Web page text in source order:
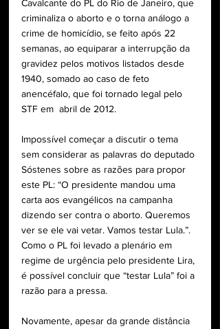
Cavalcante do PL do Rio de Janeiro, que
criminaliza o aborto e o torna análogo a
crime de homicídio, se feito após 22
semanas, ao equiparar a interrupção da
gravidez pelos motivos listados desde
1940, somado ao caso de feto
anencéfalo, que foi tornado legal pelo
STF em  abril de 2012.
Impossível começar a discutir o tema
sem considerar as palavras do deputado
Sóstenes sobre as razões para propor
este PL: “O presidente mandou uma
carta aos evangélicos na campanha
dizendo ser contra o aborto. Queremos
ver se ele vai vetar. Vamos testar Lula.”.
Como o PL foi levado a plenário em
regime de urgência pelo presidente Lira,
é possível concluir que “testar Lula” foi a
razão para a pressa.
Novamente, apesar da grande distância